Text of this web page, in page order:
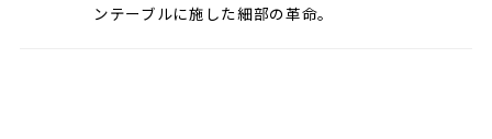
ンテーブルに施した細部の革命。